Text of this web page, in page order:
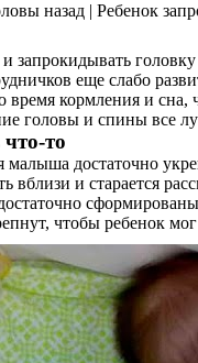
назад | Ребенок
запрокидывать
еще слабо
кормления и
головы и спины все
то
достаточно
вблизи и старается
сформированы
чтобы ребенок